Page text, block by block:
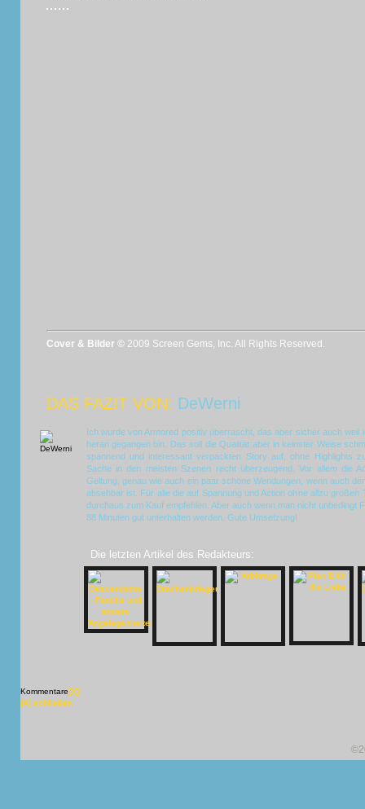
Cover & Bilder © 2009 Screen Gems, Inc. All Rights Reserved.
DAS FAZIT VON: DeWerni
Ich wurde von Armored positiv überrascht, das aber sicher auch weil
heran gegangen bin. Das soll die Qualität aber in keinster Weise
spannend und interessant verpackten Story auf, ohne Highlights
Sache in den meisten Szenen recht überzeugend. Vor allem die
Geltung, genau wie auch ein paar schöne Wendungen, wenn auch
absehbar ist. Für alle die auf Spannung und Action ohne allzu
durchaus zum Kauf empfehlen. Aber auch wenn man nicht unbedingt
88 Minuten gut unterhalten werden. Gute Umsetzung!
Die letzten Artikel des Redakteurs:
Kommentare[X]
[X] schließen